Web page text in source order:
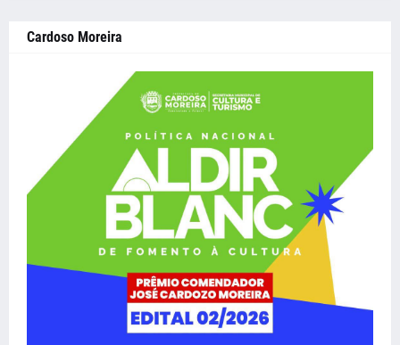
Cardoso Moreira